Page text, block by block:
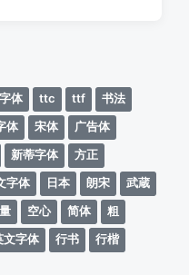
体 ttc ttf
书法
体 宋体
广告体
新蒂字体
方正
字体 日本 朗宋
武蔵
空心 简体
粗
文字体 行书
行楷